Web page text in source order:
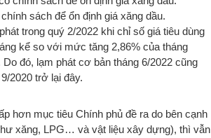
sách để ổn định giá xăng dầu.
trong quý 2/2022 khi chỉ số giá tiêu dùng
kể so với mức tăng 2,86% của tháng
đó, lạm phát cơ bản tháng 6/2022 cũng
2020 trở lại đây.
hơn mục tiêu Chính phủ đề ra do bên cạnh
xăng, LPG… và vật liệu xây dựng), thì vẫn